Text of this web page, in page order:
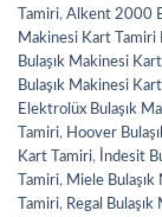
Tamiri, Alkent 2000
Makinesi Kart Tamiri
Bulaşık Makinesi
Bulaşık Makinesi
Elektrolüx Bulaşık
Tamiri, Hoover
Kart Tamiri, İndesit
Tamiri, Miele
Tamiri, Regal